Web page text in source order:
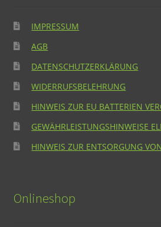
IMPRESSUM
AGB
DATENSCHUTZERKLÄRUNG
WIDERRUFSBELEHRUNG
HINWEIS ZUR EU BATTERIEN
GEWÄHRLEISTUNGSHINWEISE
HINWEIS ZUR ENTSORGUNG
Onlineshop